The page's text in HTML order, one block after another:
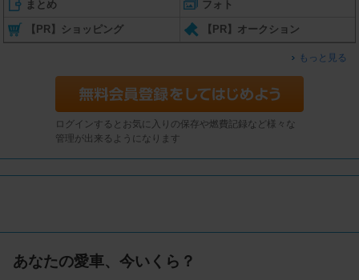
まとめ フォト
【PR】ショッピング 【PR】オークション
もっと見る
ログインするとお気に入りの保存や燃費記録など様々な
管理が出来るようになります
あなたの愛車、今いくら？